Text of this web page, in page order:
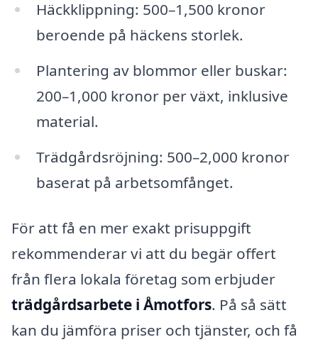
Häckklippning: 500–1,500 kronor
beroende på häckens storlek.
Plantering av blommor eller buskar:
200–1,000 kronor per växt, inklusive
material.
Trädgårdsröjning: 500–2,000 kronor
baserat på arbetsomfånget.
För att få en mer exakt prisuppgift
rekommenderar vi att du begär offert
från flera lokala företag som erbjuder
trädgårdsarbete i Åmotfors. På så sätt
kan du jämföra priser och tjänster, och få